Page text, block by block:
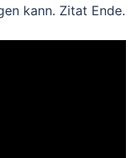
kann. Zitat Ende.